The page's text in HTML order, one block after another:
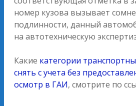
номер кузова вызывает
подлинности, данный
на автотехническую
Какие категории
снять с учета без
осмотр в ГАИ, смотрите по